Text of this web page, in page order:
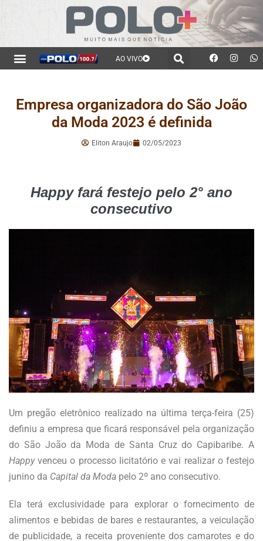
AO VIVO
Empresa organizadora do São João
da Moda 2023 é definida
Eliton Araujo 02/05/2023
Happy fará festejo pelo 2° ano
consecutivo
Um pregão eletrônico realizado na última terça-feira (25)
definiu a empresa que ficará responsável pela organização
do São João da Moda de Santa Cruz do Capibaribe. A
Happyvenceu o processo licitatório e vai realizar o festejo
junino da Capital da Moda pelo 2º ano consecutivo.
Ela terá exclusividade para explorar o fornecimento de
alimentos e bebidas de bares e restaurantes, a veiculação
de publicidade, a receita proveniente dos camarotes e do